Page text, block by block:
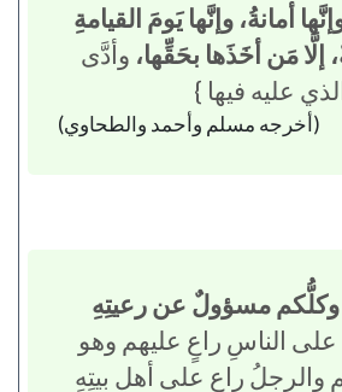
أمانةُ، وإنَّها يَومَ القيامةِ
مَن أخَذَها بحَقِّها، وأدَّى
عليه فيها }
(أخرجه مسلم وأحمد والطحاوي)
وكلُّكم مسؤولٌ عن رعيتِهِ
على الناسِ راعٍ عليهم وهو
راعٍ على أهلِ بيتِهِ